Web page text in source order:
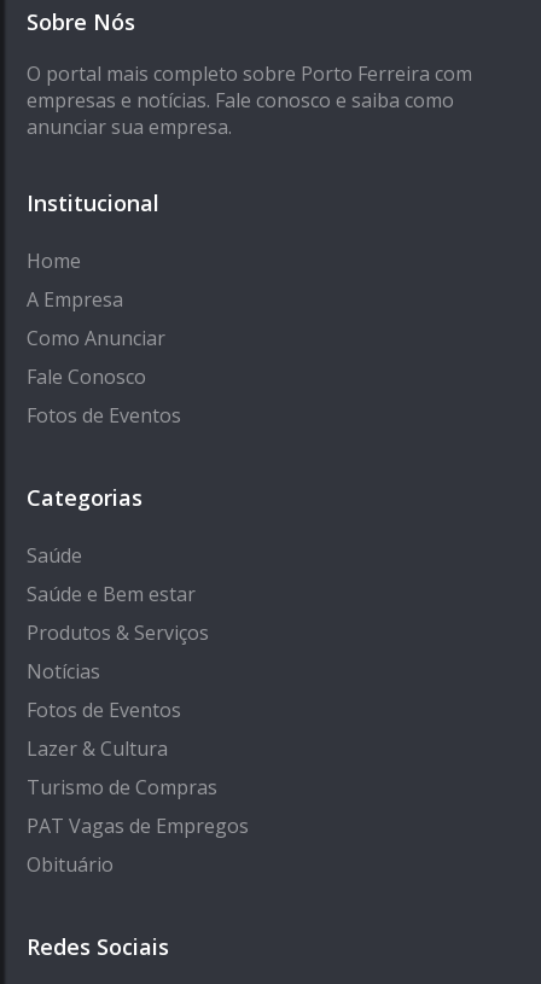
Sobre Nós
O portal mais completo sobre Porto Ferreira com
empresas e notícias. Fale conosco e saiba como
anunciar sua empresa.
Institucional
Home
A Empresa
Como Anunciar
Fale Conosco
Fotos de Eventos
Categorias
Saúde
Saúde e Bem estar
Produtos & Serviços
Notícias
Fotos de Eventos
Lazer & Cultura
Turismo de Compras
PAT Vagas de Empregos
Obituário
Redes Sociais